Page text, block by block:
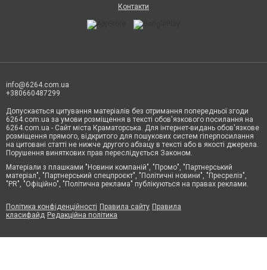
Контакти
info@6264.com.ua
+380660487299
Допускається цитування матеріалів без отримання попередньої згоди
6264.com.ua за умови розміщення в тексті обов'язкового посилання на
6264.com.ua - Сайт міста Краматорська. Для інтернет-видань обов'язкове
розміщення прямого, відкритого для пошукових систем гіперпосилання
на цитовані статті не нижче другого абзацу в тексті або в якості джерела.
Порушення виняткових прав переслідується Законом.
Матеріали з плашками "Новини компаній", "Промо", "Партнерський
матеріал", "Партнерський спецпроєкт", "Політичні новини", "Пресреліз",
"PR", "Офіційно", "Політична реклама" публікуються на правах реклами.
Політика конфіденційності Правила сайту Правила
класифайд Редакційна політика